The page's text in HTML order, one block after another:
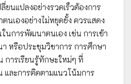
ยนแปลงอย่างรวดเร็วต้องการ
นเองอย่างไม่หยุดยั้ง ควรแสดง
นการพัฒนาตนเอง เช่น การเข้า
หรือประชุมวิชาการ การศึกษา
การเรียนรู้ทักษะใหม่ๆ ที่
และการติดตามแนวโน้มการ